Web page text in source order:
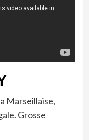
Marseillaise,
Grosse